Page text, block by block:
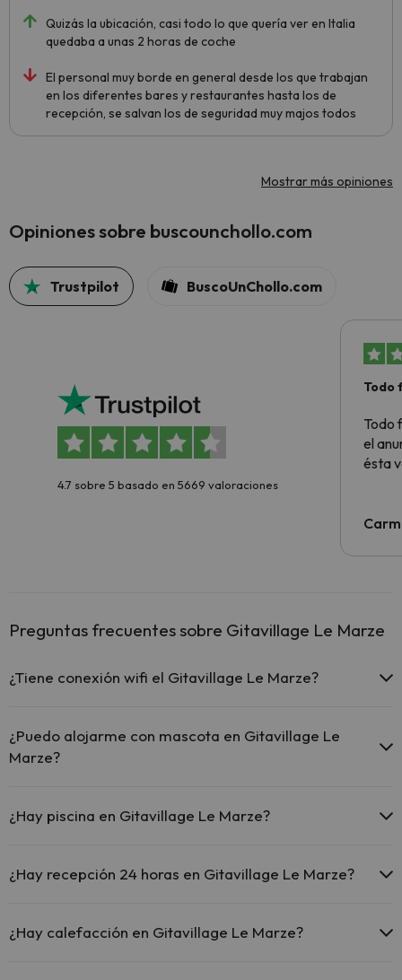
Quizás la ubicación, casi todo lo que quería ver en Italia
quedaba a unas 2 horas de coche
El personal muy borde en general desde los que trabajan
en los diferentes bares y restaurantes hasta los de
recepción, se salvan los de seguridad muy majos todos
Mostrar más opiniones
Opiniones sobre buscounchollo.com
Trustpilot BuscoUnChollo.com
4.7 sobre 5 basado en 5669 valoraciones
Todo
Todo
el
ésta
Preguntas frecuentes sobre Gitavillage Le Marze
¿Tiene conexión wifi el Gitavillage Le Marze?
comunes.
El Gitavillage Le Marze dispone de Wi-Fi.
¿Puedo alojarme con mascota en Gitavillage Le
Marze?
pago directo en hotel). Consulta las condiciones.
¿Hay piscina en Gitavillage Le Marze?
pago) Aquí tienes más info sobre la piscina y otras instalaciones.
¿Hay recepción 24 horas en Gitavillage Le Marze?
¿Hay calefacción en Gitavillage Le Marze?